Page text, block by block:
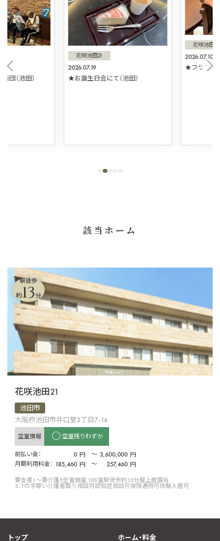
（池田）
2026.07.19
花咲池田21
★お誕生日会にて（池田）
2026.07.10
花咲池田21
★フラワーア
該当ホーム
駅徒歩
約13分
花咲池田21
池田市
大阪府池田市井口堂3丁目7-14
空室情報 空室残りわずか
前払い金： 0 円 〜 3,600,000 円
月額利用料金： 185,460 円 〜 257,460 円
要支援1〜要介護5全室個室 100室駅徒歩約13分屋上庭園有
3：1の手厚い介護看取り相談可認知症相談可保険適用可体験入居可
トップ ホーム・料金